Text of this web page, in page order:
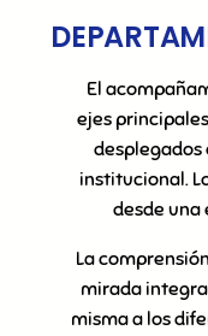
El
ejes
desplegados
institucional.
desde una
La
mirada
misma a los